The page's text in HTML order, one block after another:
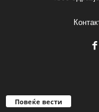
Повеќе вести